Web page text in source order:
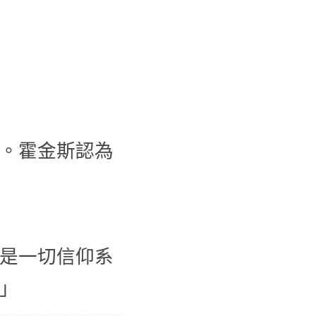
霍金斯認為
一切信仰系